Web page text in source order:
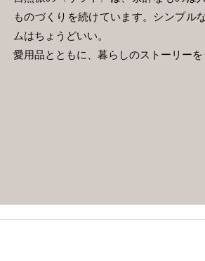
ものづくりを続けています。シンプル
ムはちょうどいい。
愛用品とともに、暮らしのストーリーを